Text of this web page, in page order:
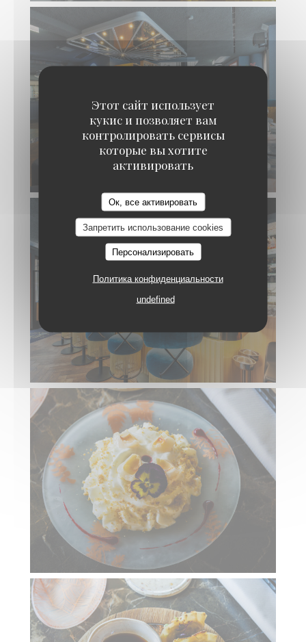
Этот сайт использует
кукис и позволяет вам
контролировать сервисы
которые вы хотите
активировать
Ок, все активировать
Запретить использование cookies
Персонализировать
Политика конфиденциальности
undefined
Shinzo